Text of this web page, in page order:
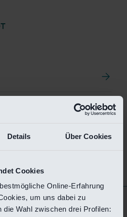
Details Über Cookies
Cookies
Online-Erfahrung
um uns dabei zu
die Wahl zwischen drei Profilen:
pagina